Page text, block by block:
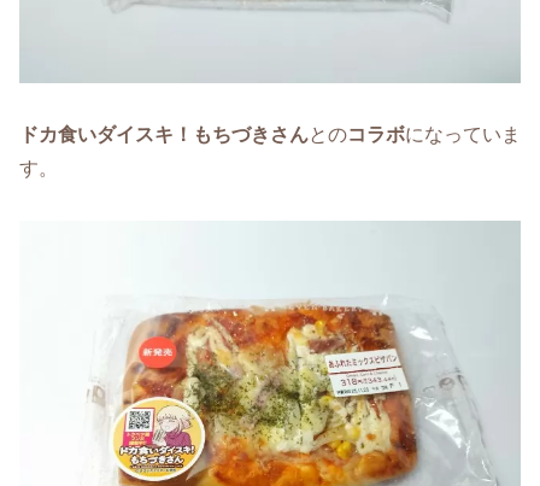
ドカ食いダイスキ！もちづきさんとのコラボになっていま
す。